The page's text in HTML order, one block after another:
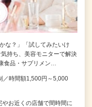
な？」「試してみたいけ
持ち、美容モニターで解決
食品・サプリメン…
／時間額1,500円～5,000
お近くの店舗で間時間に